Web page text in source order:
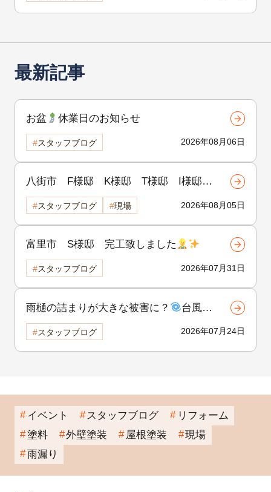
最新記事
お盆 休業日のお知らせ
2026年08月06日
スタッフブログ
八街市 F様邸 K様邸 T様邸 I様邸
H様邸 着工致しました
2026年08月05日
スタッフブログ 現場
富里市 S様邸 完工致しました
2026年07月31日
スタッフブログ
雨樋の詰まりが大きな被害に？
台風前
にできる雨樋の点検と対策！②
2026年07月24日
スタッフブログ
イベント スタッフブログ
リフォーム
塗料
外壁塗装 屋根塗装
現場
雨漏り